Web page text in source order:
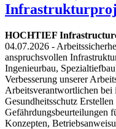
HOCHTIEF
04.07.2026 -
anspruchsvollen
Ingenieurbau,
Verbesserung unserer
Arbeitsverantwortlichen
Gesundheitsschutz
Gefährdungsbeurteilungen
Konzepten,